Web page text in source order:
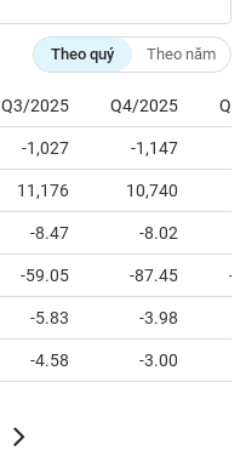
Theo quý Theo năm
Q3/2025 Q4/2025
-1,027 -1,147
11,176 10,740
-8.47 -8.02
-59.05 -87.45 -
-5.83 -3.98
-4.58 -3.00